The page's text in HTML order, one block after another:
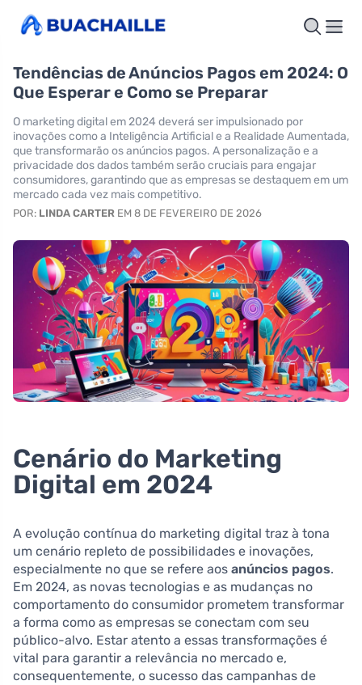
Tendências de Anúncios Pagos em 2024: O
Que Esperar e Como se Preparar
O marketing digital em 2024 deverá ser impulsionado por
inovações como a Inteligência Artificial e a Realidade Aumentada,
que transformarão os anúncios pagos. A personalização e a
privacidade dos dados também serão cruciais para engajar
consumidores, garantindo que as empresas se destaquem em um
mercado cada vez mais competitivo.
POR: LINDA CARTER EM 8 DE FEVEREIRO DE 2026
Cenário do Marketing
Digital em 2024
A evolução contínua do marketing digital traz à tona
um cenário repleto de possibilidades e inovações,
especialmente no que se refere aos anúncios pagos.
Em 2024, as novas tecnologias e as mudanças no
comportamento do consumidor prometem transformar
a forma como as empresas se conectam com seu
público-alvo. Estar atento a essas transformações é
vital para garantir a relevância no mercado e,
consequentemente, o sucesso das campanhas de